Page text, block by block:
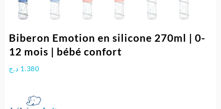
Biberon Emotion en silicone 270ml | 0-
12 mois | bébé confort
1.380 د.ج